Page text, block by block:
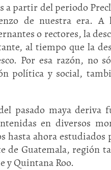
partir del periodo
de nuestra era. A
o rectores, la
al tiempo que la
Por esa razón, no
política y social,
pasado maya deriva
en diversos
ahora estudiados
de Guatemala, región
y Quintana Roo.